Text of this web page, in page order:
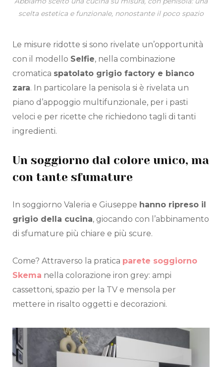
scelta estetica e funzionale, nonostante il poco spazio
Le misure ridotte si sono rivelate un’opportunità
con il modello Selfie, nella combinazione
cromatica spatolato grigio factory e bianco
zara. In particolare la penisola si è rivelata un
piano d’appoggio multifunzionale, per i pasti
veloci e per ricette che richiedono tagli di tanti
ingredienti.
Un soggiorno dal colore unico, ma
con tante sfumature
In soggiorno Valeria e Giuseppe hanno ripreso il
grigio della cucina, giocando con l’abbinamento
di sfumature più chiare e più scure.
Come? Attraverso la pratica parete soggiorno
Skema nella colorazione iron grey: ampi
cassettoni, spazio per la TV e mensola per
mettere in risalto oggetti e decorazioni.